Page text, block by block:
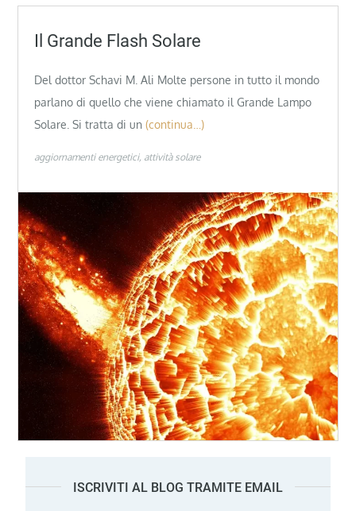
Il Grande Flash Solare
Del dottor Schavi M. Ali Molte persone in tutto il mondo
parlano di quello che viene chiamato il Grande Lampo
Solare. Si tratta di un (continua…)
aggiornamenti energetici attività solare
ISCRIVITI AL BLOG TRAMITE EMAIL